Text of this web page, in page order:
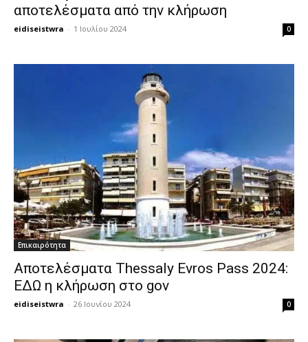
αποτελέσματα από την κλήρωση
eidiseistwra - 1 Ιουλίου 2024 0
Επικαιρότητα
Αποτελέσματα Thessaly Evros Pass 2024:
ΕΔΩ η κλήρωση στο gov
eidiseistwra - 26 Ιουνίου 2024 0